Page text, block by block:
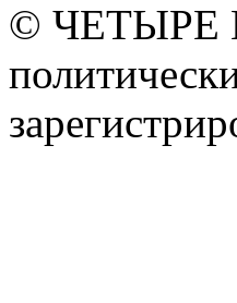
© ЧЕТЫРЕ